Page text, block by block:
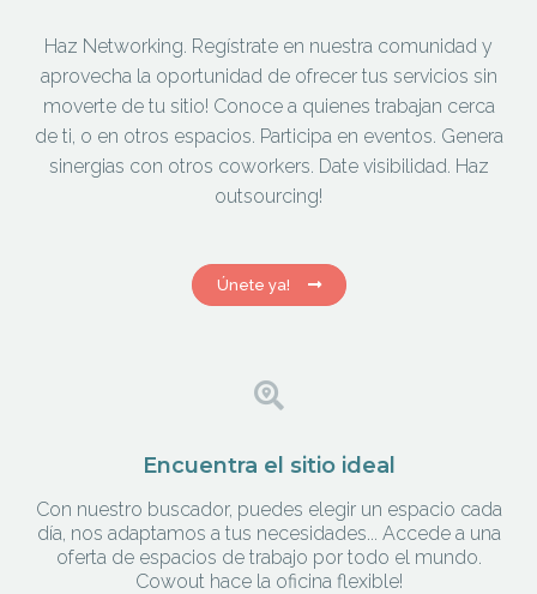
Haz Networking. Regístrate en nuestra comunidad y
aprovecha la oportunidad de ofrecer tus servicios sin
moverte de tu sitio! Conoce a quienes trabajan cerca
de ti, o en otros espacios. Participa en eventos. Genera
sinergias con otros coworkers. Date visibilidad. Haz
outsourcing!
Únete ya!
Encuentra el sitio ideal
Con nuestro buscador, puedes elegir un espacio cada
día, nos adaptamos a tus necesidades... Accede a una
oferta de espacios de trabajo por todo el mundo.
Cowout hace la oficina flexible!